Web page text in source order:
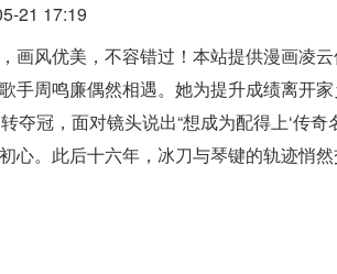
21 17:19
画风优美，不容错过！本站提供漫画凌
手周鸣廉偶然相遇。她为提升成绩离开
夺冠，面对镜头说出“想成为配得上‘传
心。此后十六年，冰刀与琴键的轨迹悄
终成彼此眼中最耀眼的光。